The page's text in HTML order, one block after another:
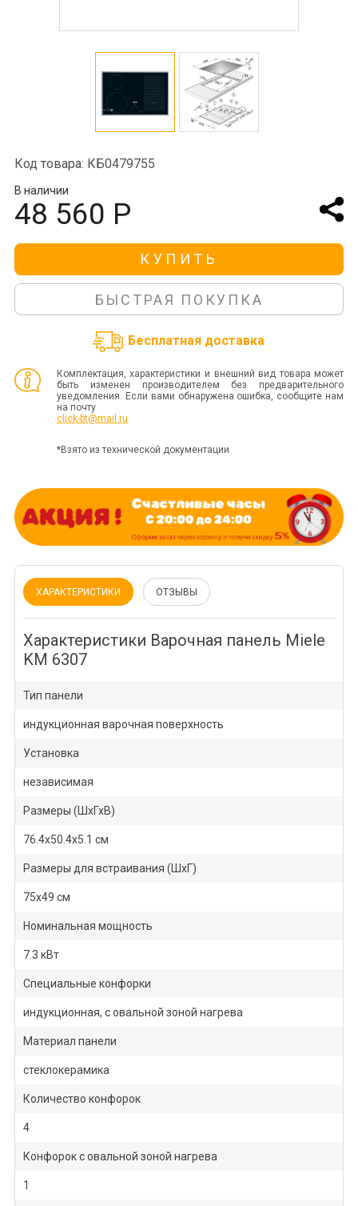
Код товара: КБ0479755
В наличии
48 560 Р
КУПИТЬ
БЫСТРАЯ ПОКУПКА
Бесплатная доставка
Комплектация, характеристики и внешний вид товара может
быть изменен производителем без предварительного
уведомления. Если вами обнаружена ошибка, сообщите нам
на почту
click-bt@mail.ru
*Взято из технической документации
ХАРАКТЕРИСТИКИ ОТЗЫВЫ
Характеристики Варочная панель Miele
KM 6307
Тип панели
индукционная варочная поверхность
Установка
независимая
Размеры (ШхГхВ)
76.4х50.4х5.1 см
Размеры для встраивания (ШхГ)
75x49 см
Номинальная мощность
7.3 кВт
Специальные конфорки
индукционная, с овальной зоной нагрева
Материал панели
стеклокерамика
Количество конфорок
4
Конфорок с овальной зоной нагрева
1